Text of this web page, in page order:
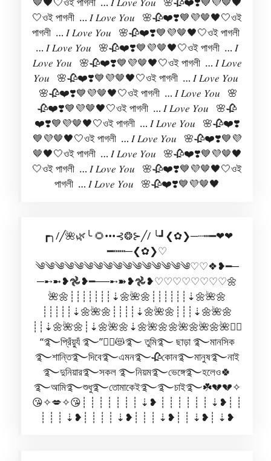
🤍ওই পাগলী … 𝐼 𝐿𝑜𝑣𝑒 𝑌𝑜𝑢 🌸🥀❤️❣️💙💜🤎🖤🤍ওই
পাগলী … 𝐼 𝐿𝑜𝑣𝑒 𝑌𝑜𝑢 🌸🥀❤️❣️💙💜🤎🖤🤍ওই পাগলী
… 𝐼 𝐿𝑜𝑣𝑒 𝑌𝑜𝑢 🌸🥀❤️❣️💙💜🤎🖤🤍ওই পাগলী … 𝐼
𝐿𝑜𝑣𝑒 𝑌𝑜𝑢 🌸🥀❤️❣️💙💜🤎🖤🤍ওই পাগলী … 𝐼 𝐿𝑜𝑣𝑒
𝑌𝑜𝑢 🌸🥀❤️❣️💙💜🤎🖤🤍ওই পাগলী … 𝐼 𝐿𝑜𝑣𝑒 𝑌𝑜𝑢
🌸🥀❤️❣️💙💜🤎🖤🤍ওই পাগলী … 𝐼 𝐿𝑜𝑣𝑒 𝑌𝑜𝑢 🌸
🥀❤️❣️💙💜🤎🖤🤍ওই পাগলী … 𝐼 𝐿𝑜𝑣𝑒 𝑌𝑜𝑢 🌸🥀
❤️❣️💙💜🤎🖤🤍ওই পাগলী … 𝐼 𝐿𝑜𝑣𝑒 𝑌𝑜𝑢 🌸🥀❤️❣️
💙💜🤎🖤🤍ওই পাগলী … 𝐼 𝐿𝑜𝑣𝑒 𝑌𝑜𝑢 🌸🥀❤️❣️💙💜
🤎🖤🤍ওই পাগলী … 𝐼 𝐿𝑜𝑣𝑒 𝑌𝑜𝑢 🌸🥀❤️❣️💙💜🤎🖤
🤍ওই পাগলী … 𝐼 𝐿𝑜𝑣𝑒 𝑌𝑜𝑢 🌸🥀❤️❣️💙💜🤎🖤🤍ওই
পাগলী … 𝐼 𝐿𝑜𝑣𝑒 𝑌𝑜𝑢 🌸🥀❤️❣️💙💜🤎🖤
┏╮/╱🌺🌿╰ 🌻•••⊰❂⊱╱/ ╰┛❮✿❯─┄┅━❤❤
━┅┅─❮✿❯♡
༄︎༄︎༄︎༄︎༄︎༄︎༄︎༄︎༄︎༄︎༄︎༄︎༄︎༄︎༄︎༄︎♡♡❖❥━─
─➸➼❥𖣘︎❥━──➸➽❥𖣘︎❥♡︎♡︎♡︎♡︎♡︎♡︎♡︎♡︎🌼
🌺🌼┊┊┊┊┊┊┊⇣🌼🌺🌼┊┊┊┊┊┊⇣🌼🌺🌼
┊┊┊┊┊⇣🌼🌺🌼┊┊┊┊⇣🌼🌺🌼┊┊┊⇣🌼🌺🌼
┊┊⇣🌼🌺🌼┊⇣🌼🌺🌼⇣🌼🌺🌼🌼🌺🌼🌺🌼🌺🧚‍♀️
“࿐প্রিঁয়্যুঁ ࿐”🧚‍♀️😻࿐ তুমি࿐ ছাড়া ࿐মানসিক
࿐শান্তি࿐দিবে࿐এমন࿐🥀কোন࿐মানুষ࿐নাই
࿐দুনিয়ার࿐সকল ࿐নিয়ম࿐ভেঙ্গে࿐হলেও🍀
࿐আমি࿐শুধু࿐তোমাকেই࿐࿐চাই࿐☘️💔💔✧
😘✧💋✧😘┊ ┊ ┊ ┊ ┊ ┊ ┊ ⇣❥ ┊ ┊ ┊ ┊ ┊ ┊ ⇣❥┊ ┊
┊ ┊ ┊ ⇣❥┊ ┊ ┊ ┊ ⇣❥┊ ┊ ┊ ⇣❥┊ ┊ ⇣❥┊ ⇣❥